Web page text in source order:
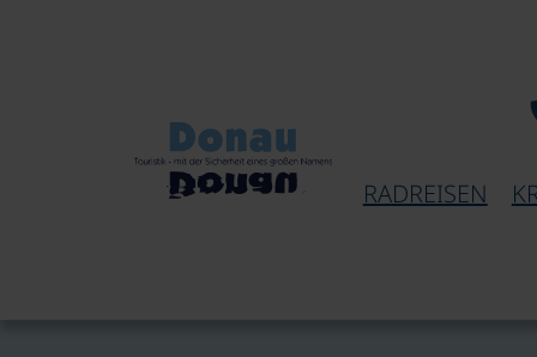
RADREISEN